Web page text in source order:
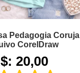
Pedagogia Coruja
CorelDraw
20,00